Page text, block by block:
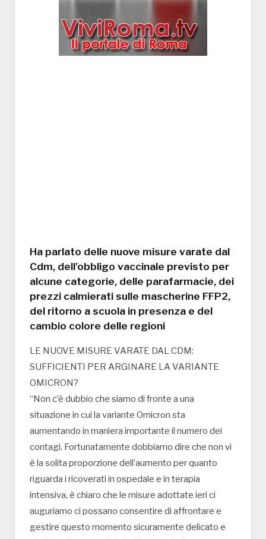
Ha parlato delle nuove misure varate dal
Cdm, dell’obbligo vaccinale previsto per
alcune categorie, delle parafarmacie, dei
prezzi calmierati sulle mascherine FFP2,
del ritorno a scuola in presenza e del
cambio colore delle regioni
LE NUOVE MISURE VARATE DAL CDM:
SUFFICIENTI PER ARGINARE LA VARIANTE
OMICRON?
“Non c’è dubbio che siamo di fronte a una
situazione in cui la variante Omicron sta
aumentando in maniera importante il numero dei
contagi. Fortunatamente dobbiamo dire che non vi
è la solita proporzione dell’aumento per quanto
riguarda i ricoverati in ospedale e in terapia
intensiva, è chiaro che le misure adottate ieri ci
auguriamo ci possano consentire di affrontare e
gestire questo momento sicuramente delicato e